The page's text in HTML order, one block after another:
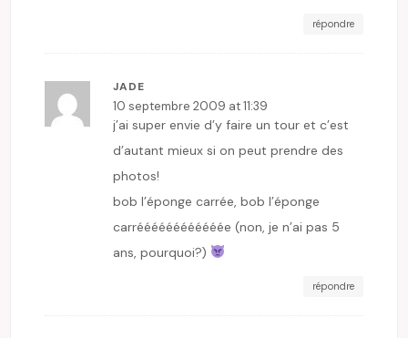
répondre
JADE
10 septembre 2009 at 11:39
j’ai super envie d’y faire un tour et c’est
d’autant mieux si on peut prendre des
photos!
bob l’éponge carrée, bob l’éponge
carréééééééééééée (non, je n’ai pas 5
ans, pourquoi?)
répondre